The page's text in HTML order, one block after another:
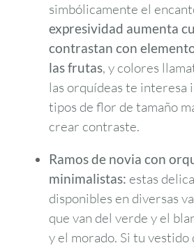
simbólicamente el
expresividad aumenta
contrastan con
las frutas, y colores
las orquídeas te interesa
tipos de flor de tamaño
crear contraste.
Ramos de novia con
minimalistas: estas
disponibles en diversas
que van del verde y el
y el morado. Si tu vestido